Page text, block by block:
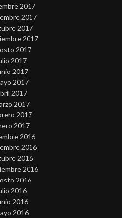
2017
2017
2017
2017
2017
2017
2017
2017
2017
2017
2017
2017
2016
2016
2016
2016
2016
2016
2016
2016